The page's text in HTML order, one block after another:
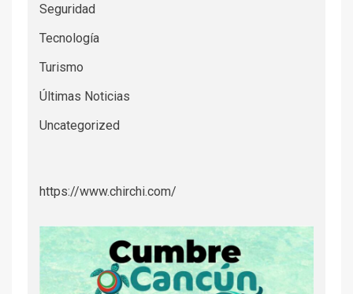
Seguridad
Tecnología
Turismo
Últimas Noticias
Uncategorized
https://www.chirchi.com/